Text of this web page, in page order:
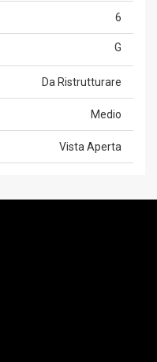
6
G
Da Ristrutturare
Medio
Vista Aperta